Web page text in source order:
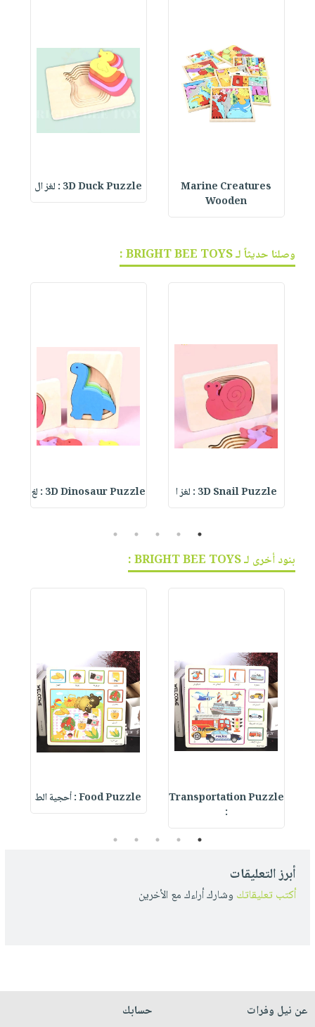
Marine Creatures
Wooden
3D Duck Puzzle : لغز ال
وصلنا حديثاً لـ BRIGHT BEE TOYS :
3D Snail Puzzle : لغز ا 3D Dinosaur Puzzle : لغ
1
2
3
4
5
بنود أخرى لـ BRIGHT BEE TOYS :
Transportation Puzzle
:
Food Puzzle : أحجية الط
1
2
3
4
5
أبرز التعليقات
أكتب تعليقاتك وشارك أراءك مع الأخرين
عن نيل وفرات
حسابك